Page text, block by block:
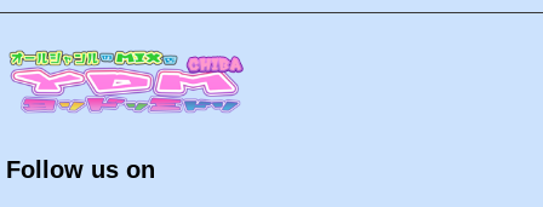
Follow us on